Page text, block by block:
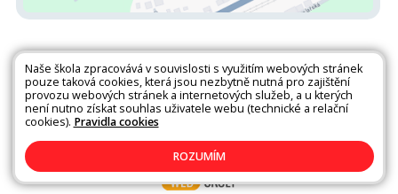
Všechna práva vyhrazena. Copyright © 2026 |Mapa stránek|Kontakty
|Přihlásit|Prohlášení o přístupnosti
Naše škola zpracovává v souvislosti s využitím webových stránek
pouze taková cookies, která jsou nezbytně nutná pro zajištění
provozu webových stránek a internetových služeb, a u kterých
není nutno získat souhlas uživatele webu (technické a relační
cookies). Pravidla cookies
ROZUMÍM